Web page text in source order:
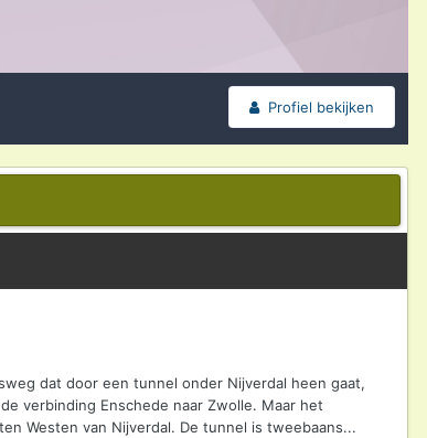
Profiel bekijken
dat door een tunnel onder Nijverdal heen gaat,
verbinding Enschede naar Zwolle. Maar het
Westen van Nijverdal. De tunnel is tweebaans...